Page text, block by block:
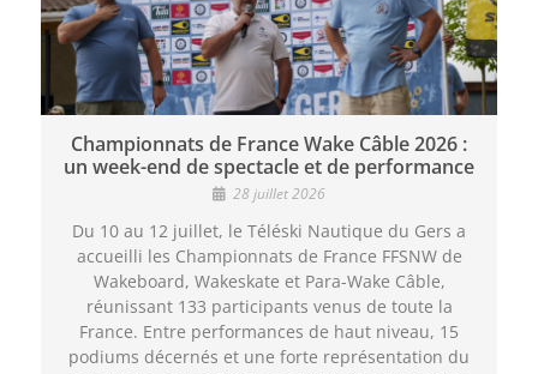
Championnats de France Wake Câble 2026 :
un week-end de spectacle et de performance
28 juillet 2026
Du 10 au 12 juillet, le Téléski Nautique du Gers a
accueilli les Championnats de France FFSNW de
Wakeboard, Wakeskate et Para-Wake Câble,
réunissant 133 participants venus de toute la
France. Entre performances de haut niveau, 15
podiums décernés et une forte représentation du